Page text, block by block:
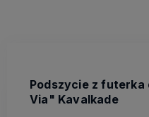
Podszycie z futerka
Via" Kavalkade